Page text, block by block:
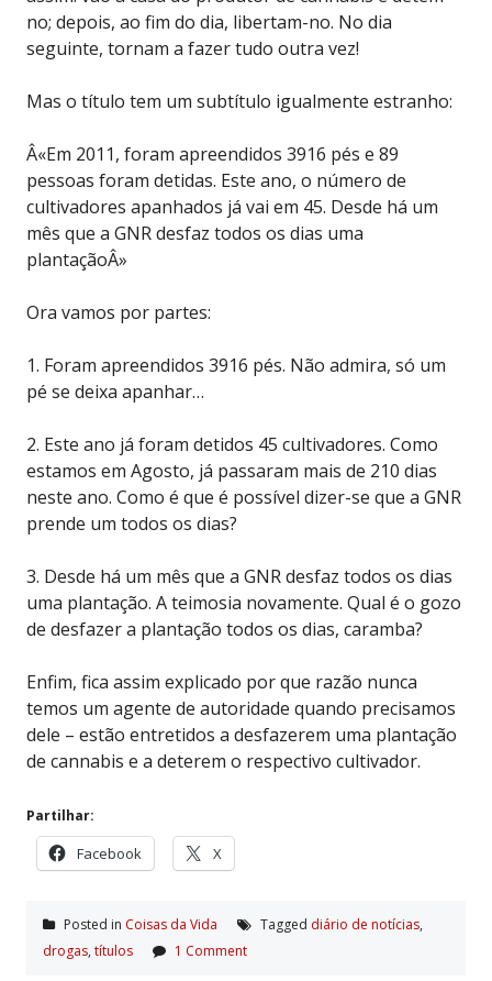
no; depois, ao fim do dia, libertam-no. No dia
seguinte, tornam a fazer tudo outra vez!
Mas o título tem um subtítulo igualmente estranho:
Â«Em 2011, foram apreendidos 3916 pés e 89
pessoas foram detidas. Este ano, o número de
cultivadores apanhados já vai em 45. Desde há um
mês que a GNR desfaz todos os dias uma
plantaçãoÂ»
Ora vamos por partes:
1. Foram apreendidos 3916 pés. Não admira, só um
pé se deixa apanhar…
2. Este ano já foram detidos 45 cultivadores. Como
estamos em Agosto, já passaram mais de 210 dias
neste ano. Como é que é possível dizer-se que a GNR
prende um todos os dias?
3. Desde há um mês que a GNR desfaz todos os dias
uma plantação. A teimosia novamente. Qual é o gozo
de desfazer a plantação todos os dias, caramba?
Enfim, fica assim explicado por que razão nunca
temos um agente de autoridade quando precisamos
dele – estão entretidos a desfazerem uma plantação
de cannabis e a deterem o respectivo cultivador.
Partilhar:
Facebook X
Posted in Coisas da Vida Tagged diário de notí­cias,
drogas, tí­tulos 1 Comment